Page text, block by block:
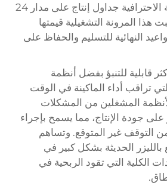
بالليزر CNC من الفئة الاحترافية جداول إنتاج على مدار 24
هذا المرونة التشغيلية قيمتها
النهائية للتسليم والحفاظ على
قابلية للتنبؤ بفضل أنظمة
تراقب أداء الماكينة في الوقت
المشغلين من المشكلات
على جودة الإنتاج، مما يسمح بإجراء
التوقف غير المتوقع. وتساهم
الحديثة بشكل كبير في
الكلية التي تقود الربحية في